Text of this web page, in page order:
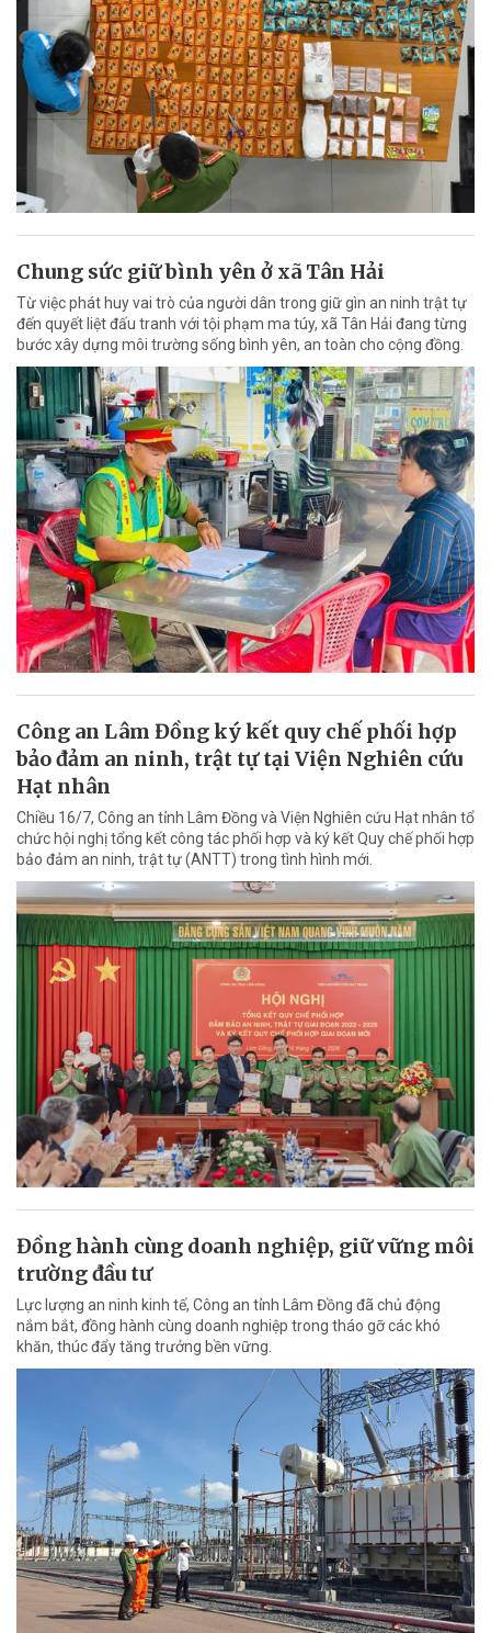
Chung sức giữ bình yên ở xã Tân Hải
Từ việc phát huy vai trò của người dân trong giữ gìn an ninh trật tự
đến quyết liệt đấu tranh với tội phạm ma túy, xã Tân Hải đang từng
bước xây dựng môi trường sống bình yên, an toàn cho cộng đồng.
Công an Lâm Đồng ký kết quy chế phối hợp
bảo đảm an ninh, trật tự tại Viện Nghiên cứu
Hạt nhân
Chiều 16/7, Công an tỉnh Lâm Đồng và Viện Nghiên cứu Hạt nhân tổ
chức hội nghị tổng kết công tác phối hợp và ký kết Quy chế phối hợp
bảo đảm an ninh, trật tự (ANTT) trong tình hình mới.
Đồng hành cùng doanh nghiệp, giữ vững môi
trường đầu tư
Lực lượng an ninh kinh tế, Công an tỉnh Lâm Đồng đã chủ động
nắm bắt, đồng hành cùng doanh nghiệp trong tháo gỡ các khó
khăn, thúc đẩy tăng trưởng bền vững.